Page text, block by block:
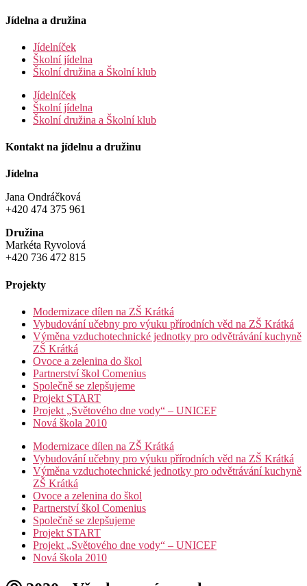
Jídelna a družina
Jídelníček
Školní jídelna
Školní družina a Školní klub
Jídelníček
Školní jídelna
Školní družina a Školní klub
Kontakt na jídelnu a družinu
Jídelna
Jana Ondráčková
+420 474 375 961
Družina
Markéta Ryvolová
+420 736 472 815
Projekty
Modernizace dílen na ZŠ Krátká
Vybudování učebny pro výuku přírodních věd na ZŠ Krátká
Výměna vzduchotechnické jednotky pro odvětrávání kuchyně
ZŠ Krátká
Ovoce a zelenina do škol
Partnerství škol Comenius
Společně se zlepšujeme
Projekt START
Projekt „Světového dne vody“ – UNICEF
Nová škola 2010
Modernizace dílen na ZŠ Krátká
Vybudování učebny pro výuku přírodních věd na ZŠ Krátká
Výměna vzduchotechnické jednotky pro odvětrávání kuchyně
ZŠ Krátká
Ovoce a zelenina do škol
Partnerství škol Comenius
Společně se zlepšujeme
Projekt START
Projekt „Světového dne vody“ – UNICEF
Nová škola 2010